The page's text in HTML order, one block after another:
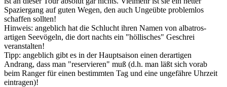
Spaziergang auf guten Wegen, den auch Ungeübte problemlos
schaffen sollten!
Hinweis: angeblich hat die Schlucht ihren Namen von albatros-
artigen Seevögeln, die dort nachts ein "höllisches" Geschrei
veranstalten!
Tipp: angeblich gibt es in der Hauptsaison einen derartigen
Andrang, dass man "reservieren" muß (d.h. man läßt sich vorab
beim Ranger für einen bestimmten Tag und eine ungefähre Uhrzeit
eintragen)!